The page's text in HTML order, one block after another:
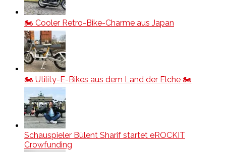
🏍️ Cooler Retro-Bike-Charme aus Japan
🏍️ Utility-E-Bikes aus dem Land der Elche 🏍️
Schauspieler Bülent Sharif startet eROCKIT
Crowfunding